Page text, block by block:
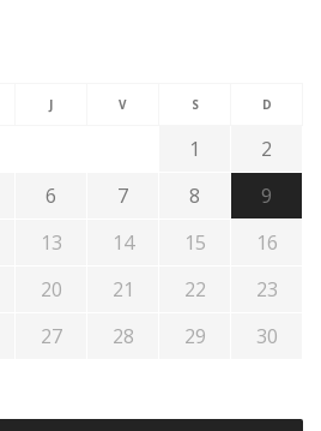
J V S D
1
2
6 7 8
9
13 14 15
16
20 21 22
23
27 28 29
30